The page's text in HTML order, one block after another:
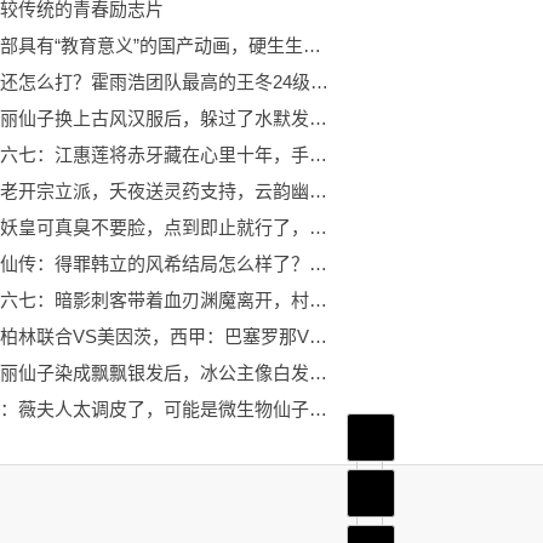
传统的青春励志片
本是一部具有“教育意义”的国产动画，硬生生被拍成“少儿不宜”
斗罗：还怎么打？霍雨浩团队最高的王冬24级，对方最低都有24级
当叶罗丽仙子换上古风汉服后，躲过了水默发糖，却被颜冰甜晕了！
刺客伍六七：江惠莲将赤牙藏在心里十年，手镯就是证明
萧炎海老开宗立派，夭夜送灵药支持，云韵幽会萧炎，携嫣然闯中州
白虎大妖皇可真臭不要脸，点到即止就行了，真当唐三是霍雨浩啊？
凡人修仙传：得罪韩立的风希结局怎么样了？不得不说太凄惨了
刺客伍六七：暗影刺客带着血刃渊魔离开，村长已经得救
德甲：柏林联合VS美因茨，西甲：巴塞罗那VS加的斯
当叶罗丽仙子染成飘飘银发后，冰公主像白发魔女，莫纱老了40岁！
叶罗丽：薇夫人太调皮了，可能是微生物仙子，十阶中三个都出来了